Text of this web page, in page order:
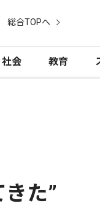
総合TOPへ
社会 教育
た”